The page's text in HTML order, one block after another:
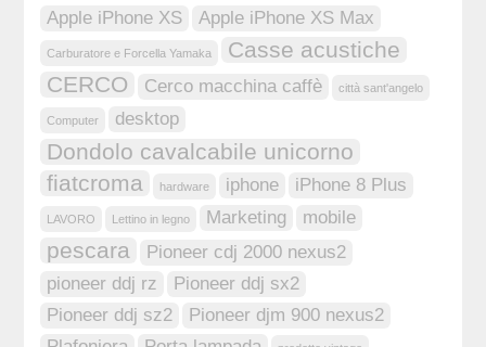
Apple iPhone XS
Apple iPhone XS Max
Carburatore e Forcella Yamaka
Casse acustiche
CERCO
Cerco macchina caffè città sant'angelo
Computer desktop
Dondolo cavalcabile unicorno
fiatcroma
hardware iphone iPhone 8 Plus
LAVORO Lettino in legno Marketing mobile
pescara
Pioneer cdj 2000 nexus2
pioneer ddj rz
Pioneer ddj sx2
Pioneer ddj sz2
Pioneer djm 900 nexus2